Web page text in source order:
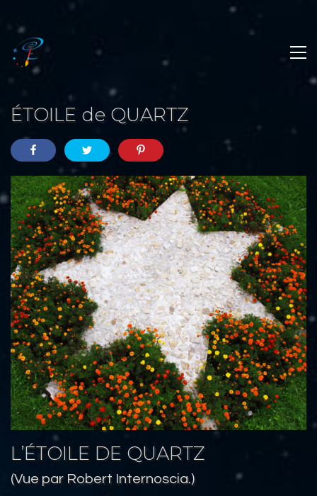
ÉTOILE de QUARTZ
L’ÉTOILE DE QUARTZ
(Vue par Robert Internoscia.)